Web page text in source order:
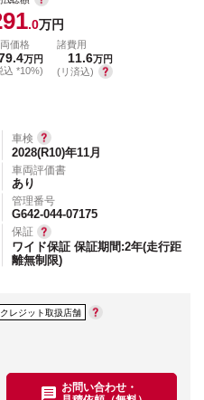
.0万円
価格
万円
込 *10%)
諸費用
11.6万円
(リ済込)
車検
2028(R10)年11月
車両評価書
あり
管理番号
G642-044-07175
保証
ワイド保証 保証期間:2年(走行距
離無制限)
レジット取扱店舗
お問い合わせ・